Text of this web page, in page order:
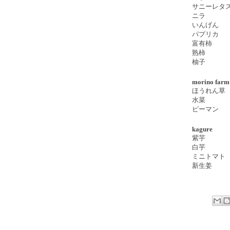
サニーレタ
ニラ
いんげん
パプリカ
富有柿
熟柿
柚子
morino farm
ほうれん草
水菜
ピーマン
kagure
紫芋
白芋
ミニトマト
新生姜